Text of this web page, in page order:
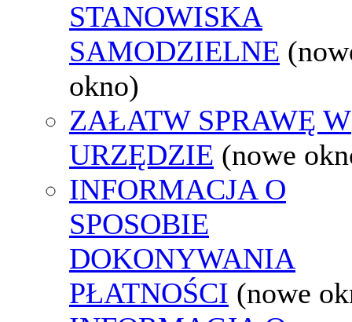
STANOWISKA
SAMODZIELNE
okno)
ZAŁATW SPRAWĘ W
URZĘDZIE (nowe
INFORMACJA O
SPOSOBIE
DOKONYWANIA
PŁATNOŚCI (nowe